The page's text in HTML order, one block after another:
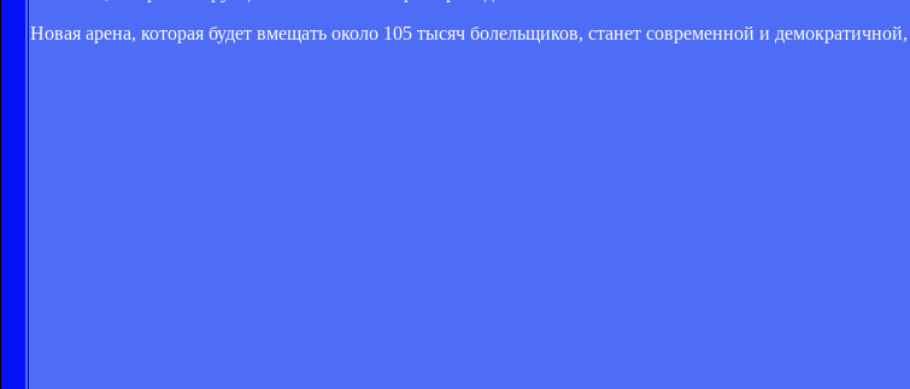
Новая арена, которая будет вмещать около 105 тысяч болельщиков, станет современной и